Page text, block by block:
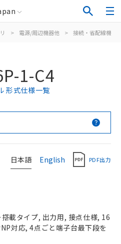
> 電源/周辺機器他 > 接続・省配線機器
1-C4
形式仕様一覧
日本語 English PDF出力
載タイプ, 出力用, 接点仕様, 16
対応, 4点ごと端子台最下段を